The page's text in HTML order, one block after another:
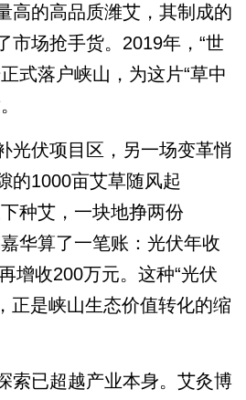
高的高品质潍艾，其制成的
市场抢手货。2019年，“世
式落户峡山，为这片“草中
伏项目区，另一场变革悄
的1000亩艾草随风起
种艾，一块地挣两份
华算了一笔账：光伏年收
增收200万元。这种“光伏
正是峡山生态价值转化的缩
已超越产业本身。艾灸博